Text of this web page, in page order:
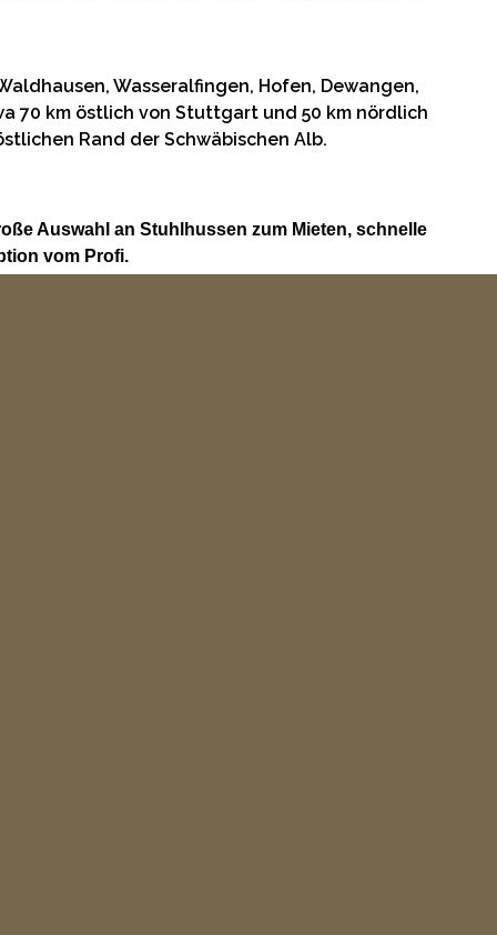
Wasseralfingen, Hofen, Dewangen,
70 km östlich von Stuttgart und 50 km nördlich
Rand der Schwäbischen Alb.
Auswahl an Stuhlhussen zum Mieten, schnelle
vom Profi.